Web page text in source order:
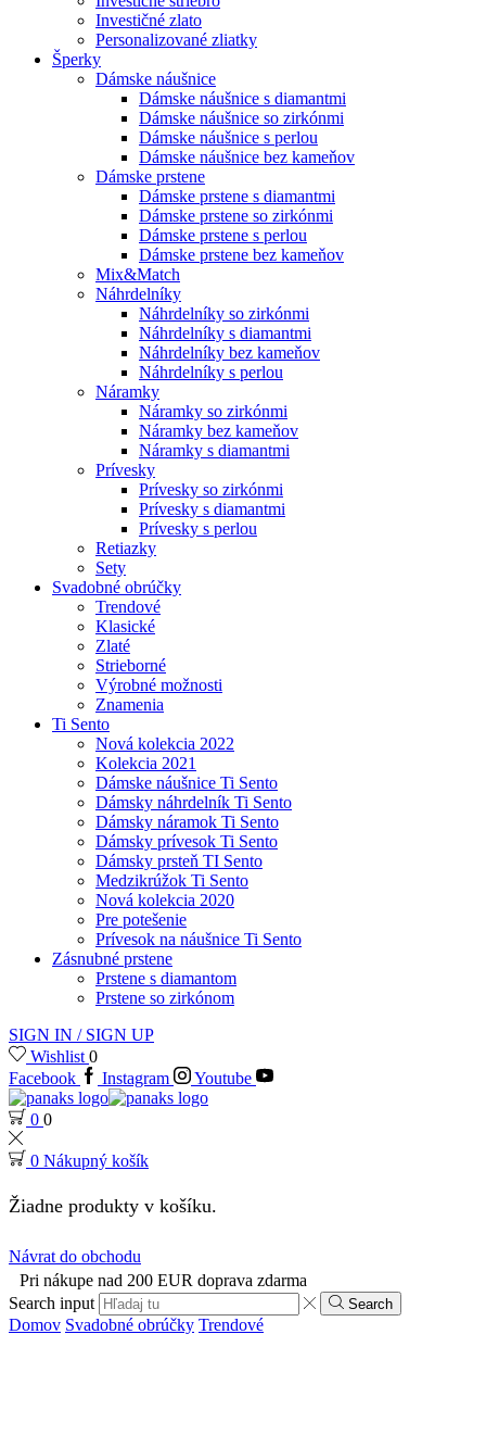
Investičné zlato
Personalizované zliatky
Šperky
Dámske náušnice
Dámske náušnice s diamantmi
Dámske náušnice so zirkónmi
Dámske náušnice s perlou
Dámske náušnice bez kameňov
Dámske prstene
Dámske prstene s diamantmi
Dámske prstene so zirkónmi
Dámske prstene s perlou
Dámske prstene bez kameňov
Mix&Match
Náhrdelníky
Náhrdelníky so zirkónmi
Náhrdelníky s diamantmi
Náhrdelníky bez kameňov
Náhrdelníky s perlou
Náramky
Náramky so zirkónmi
Náramky bez kameňov
Náramky s diamantmi
Prívesky
Prívesky so zirkónmi
Prívesky s diamantmi
Prívesky s perlou
Retiazky
Sety
Svadobné obrúčky
Trendové
Klasické
Zlaté
Strieborné
Výrobné možnosti
Znamenia
Ti Sento
Nová kolekcia 2022
Kolekcia 2021
Dámske náušnice Ti Sento
Dámsky náhrdelník Ti Sento
Dámsky náramok Ti Sento
Dámsky prívesok Ti Sento
Dámsky prsteň TI Sento
Medzikrúžok Ti Sento
Nová kolekcia 2020
Pre potešenie
Prívesok na náušnice Ti Sento
Zásnubné prstene
Prstene s diamantom
Prstene so zirkónom
SIGN IN / SIGN UP
Wishlist 0
Facebook
Instagram Youtube
0 0
0 Nákupný košík
Žiadne produkty v košíku.
Návrat do obchodu
Pri nákupe nad 200 EUR doprava zdarma
Search input
Search
Domov Svadobné obrúčky Trendové